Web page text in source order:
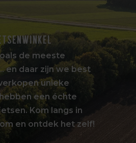
de meeste
en daar zijn we best
unieke
een échte
Kom langs in
en ontdek het zelf!